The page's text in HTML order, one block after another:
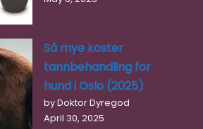
Så mye koster
tannbehandling for
hund i Oslo (2025)
by Doktor Dyregod
April 30, 2025